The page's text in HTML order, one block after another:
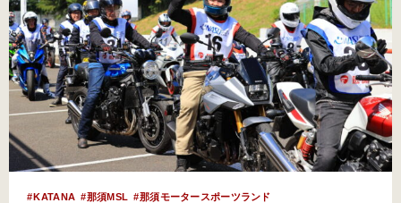
KATANA 那須MSL 那須モータースポーツランド